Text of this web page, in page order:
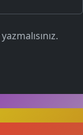
yazmalısınız.